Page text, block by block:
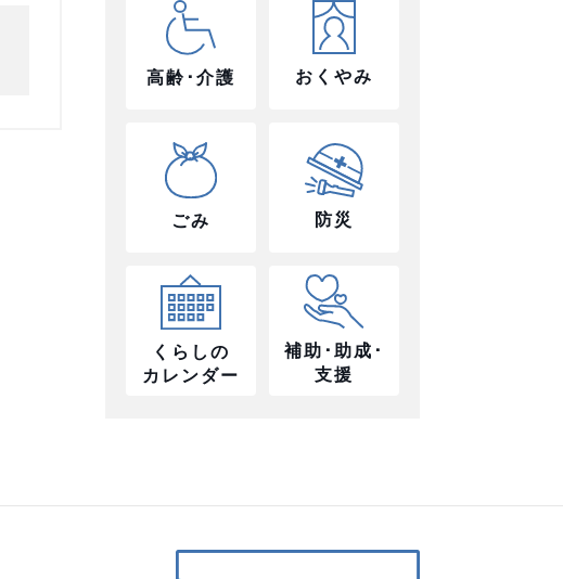
高齢･介護 おくやみ
ごみ 防災
くらしの
カレンダー
補助･助成･
支援